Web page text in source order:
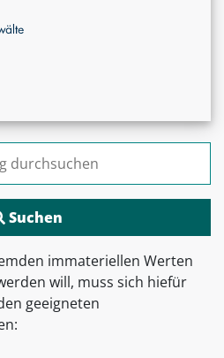
immateriellen Werten
will, muss sich hiefür
geeigneten